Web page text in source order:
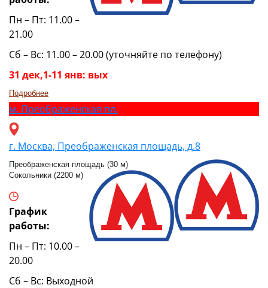
Пн – Пт: 11.00 –
21.00
Сб – Вс: 11.00 – 20.00 (уточняйте по телефону)
31 дек,1-11 янв: вых
Подробнее
м. Преображенская пл.
г. Москва, Преображенская площадь, д.8
Преображенская площадь (30 м)
Сокольники (2200 м)
График
работы:
Пн – Пт: 10.00 –
20.00
Сб – Вс: Выходной